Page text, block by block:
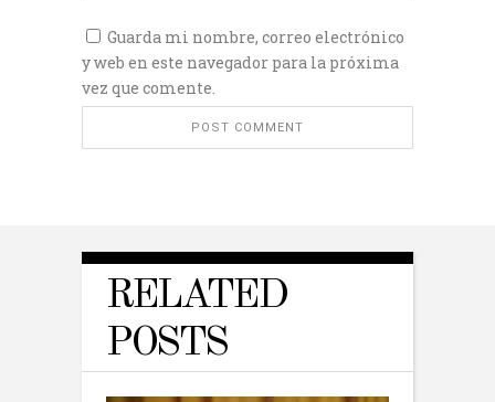
Guarda mi nombre, correo electrónico
y web en este navegador para la próxima
vez que comente.
RELATED
POSTS